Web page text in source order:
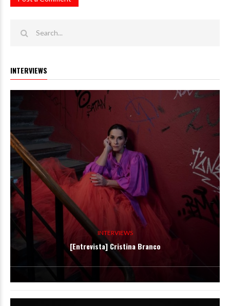
INTERVIEWS
INTERVIEWS
[Entrevista] Cristina Branco